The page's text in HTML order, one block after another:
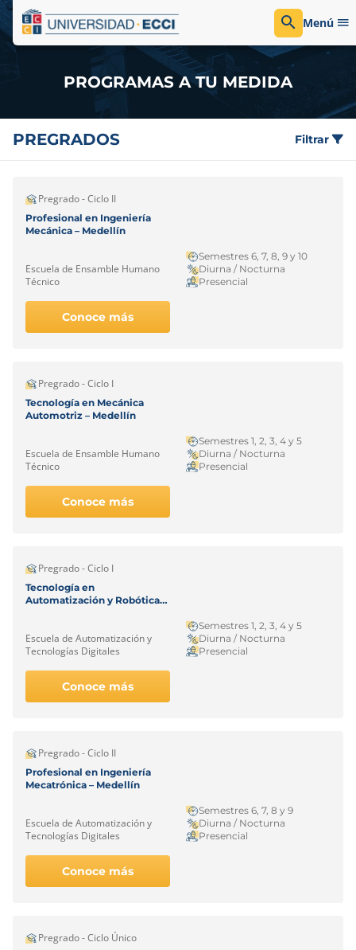
Menú
PROGRAMAS A TU MEDIDA
PREGRADOS Filtrar
Pregrado - Ciclo II
Profesional en Ingeniería
Mecánica – Medellín
Escuela de Ensamble Humano
Técnico
Semestres 6, 7, 8, 9 y 10
Diurna / Nocturna
Presencial
Conoce más
Pregrado - Ciclo I
Tecnología en Mecánica
Automotriz – Medellín
Escuela de Ensamble Humano
Técnico
Semestres 1, 2, 3, 4 y 5
Diurna / Nocturna
Presencial
Conoce más
Pregrado - Ciclo I
Tecnología en
Automatización y Robótica
Escuela de Automatización y
Tecnologías Digitales
Semestres 1, 2, 3, 4 y 5
Diurna / Nocturna
Presencial
Conoce más
Pregrado - Ciclo II
Profesional en Ingeniería
Mecatrónica – Medellín
Escuela de Automatización y
Tecnologías Digitales
Semestres 6, 7, 8 y 9
Diurna / Nocturna
Presencial
Conoce más
Pregrado - Ciclo Único